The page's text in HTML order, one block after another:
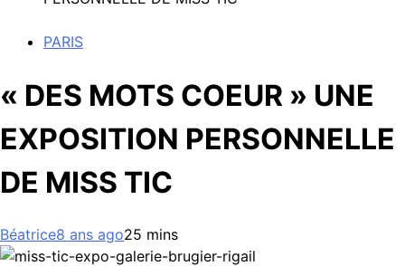
PARIS
« DES MOTS COEUR » UNE
EXPOSITION PERSONNELLE
DE MISS TIC
Béatrice8 ans ago25 mins